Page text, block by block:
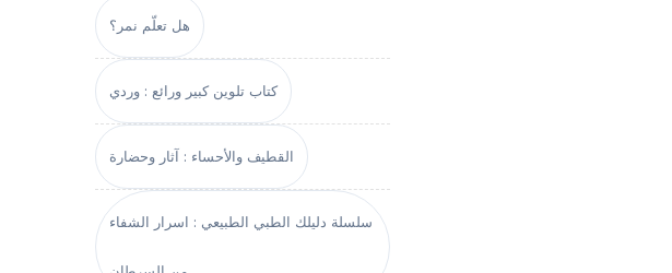
هل تعلّم نمر؟
كتاب تلوين كبير ورائع : وردي
القطيف والأحساء : آثار وحضارة
سلسلة دليلك الطبي الطبيعي : اسرار الشفاء